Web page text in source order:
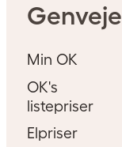
Genveje
Min OK
OK's
listepriser
Elpriser